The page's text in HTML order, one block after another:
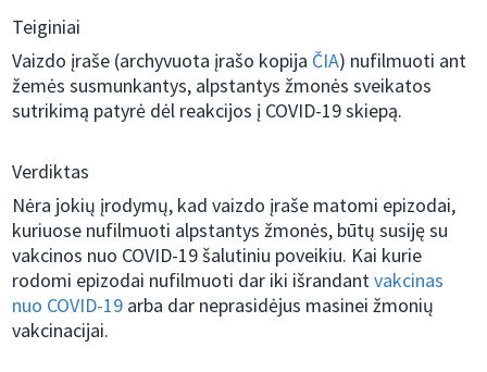
Teiginiai
Vaizdo įraše (archyvuota įrašo kopija ČIA) nufilmuoti ant
žemės susmunkantys, alpstantys žmonės sveikatos
sutrikimą patyrė dėl reakcijos į COVID-19 skiepą.
Verdiktas
Nėra jokių įrodymų, kad vaizdo įraše matomi epizodai,
kuriuose nufilmuoti alpstantys žmonės, būtų susiję su
vakcinos nuo COVID-19 šalutiniu poveikiu. Kai kurie
rodomi epizodai nufilmuoti dar iki išrandantvakcinas
nuo COVID-19 arba dar neprasidėjus masinei žmonių
vakcinacijai.